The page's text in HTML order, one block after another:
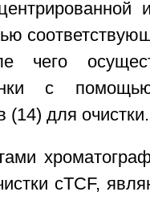
чего
с
(14) для очистки.
cTCF,